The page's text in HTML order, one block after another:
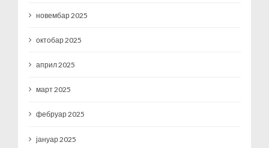
новембар 2025
октобар 2025
април 2025
март 2025
фебруар 2025
јануар 2025